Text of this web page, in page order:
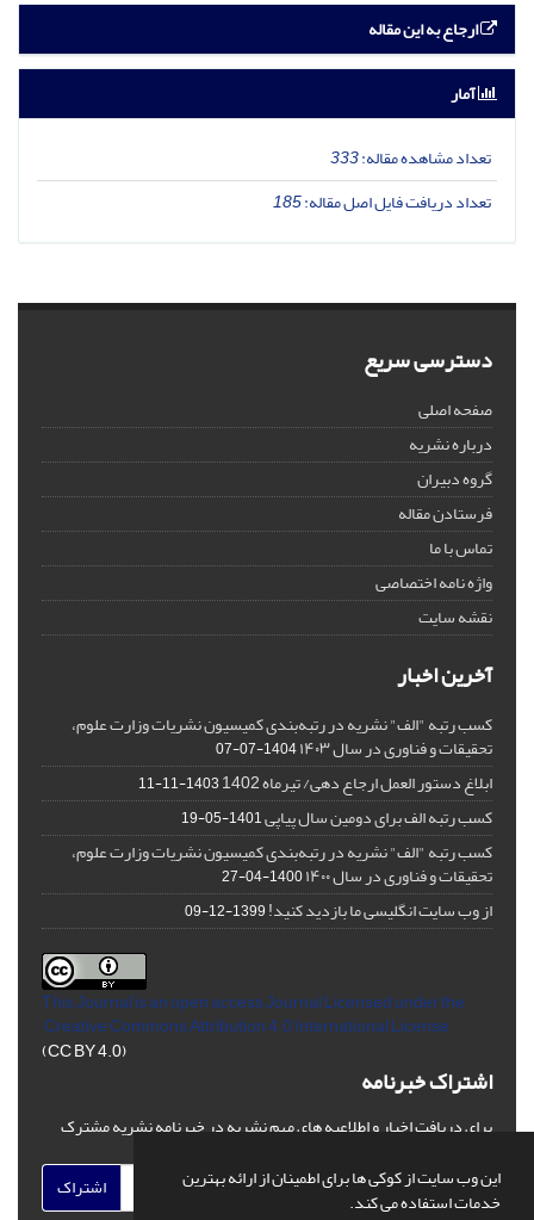
این وب سایت از کوکی ها برای اطمینان از ارائه بهترین
خدمات استفاده می کند.
ارجاع به این مقاله
آمار
تعداد مشاهده مقاله:333
تعداد دریافت فایل اصل مقاله:185
دسترسی سریع
صفحه اصلی
درباره نشریه
گروه دبیران
فرستادن مقاله
تماس با ما
واژه نامه اختصاصی
نقشه سایت
آخرین اخبار
کسب رتبه "الف" نشریه در رتبه‌بندی کمیسیون نشریات وزارت علوم،
تحقیقات و فناوری در سال ۱۴۰۳ 1404-07-07
ابلاغ دستور العمل ارجاع دهی/ تیرماه 1402 1403-11-11
کسب رتبه الف برای دومین سال پیاپی1401-05-19
کسب رتبه "الف" نشریه در رتبه‌بندی کمیسیون نشریات وزارت علوم،
تحقیقات و فناوری در سال ۱۴۰۰ 1400-04-27
از وب سایت انگلیسی ما بازدید کنید!1399-12-09
This Journal is an open access Journal Licensedunder the
Creative Commons Attribution 4.0 International License
(CC BY 4.0)
اشتراک خبرنامه
برای دریافت اخبار و اطلاعیه های مهم نشریه در خبرنامه نشریه مشترک
اشتراک